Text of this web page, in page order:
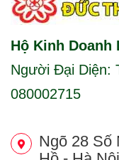
Hộ Kinh Doanh
Người Đại Diện:
080002715
Ngõ 28 Số